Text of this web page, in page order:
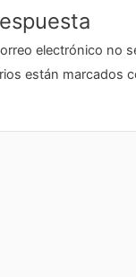
electrónico no
están marcados